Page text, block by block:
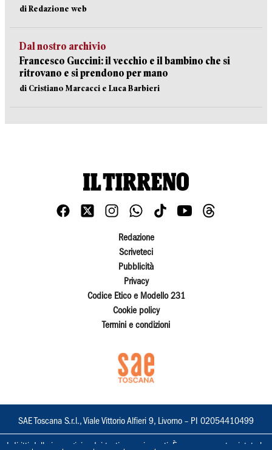
di Redazione web
Dal nostro archivio
Francesco Guccini: il vecchio e il bambino che si
ritrovano e si prendono per mano
di Cristiano Marcacci e Luca Barbieri
Redazione
Scriveteci
Pubblicità
Privacy
Codice Etico e Modello 231
Cookie policy
Termini e condizioni
SAE Toscana S.r.l., Viale Vittorio Alfieri 9, Livorno – PI 02054410499
I diritti delle immagini e dei testi sono riservati. È espressamente vietata la